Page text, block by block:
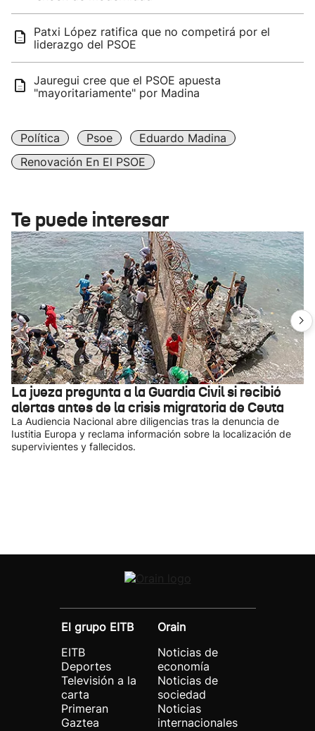
Patxi López ratifica que no competirá por el
liderazgo del PSOE
Jauregui cree que el PSOE apuesta
"mayoritariamente" por Madina
Política Psoe
Eduardo Madina
Renovación En El PSOE
Te puede interesar
La jueza pregunta a la Guardia Civil si recibió
alertas antes de la crisis migratoria de Ceuta
La Audiencia Nacional abre diligencias tras la denuncia de
Iustitia Europa y reclama información sobre la localización de
supervivientes y fallecidos.
El grupo EITB
EITB
Deportes
Televisión a la
carta
Primeran
Gaztea
Orain
Noticias de
economía
Noticias de
sociedad
Noticias
internacionales